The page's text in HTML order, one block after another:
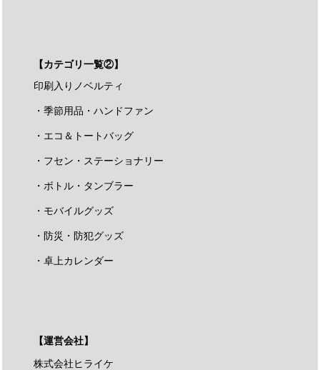
【カテゴリ一覧②】
印刷入りノベルティ
・季節用品・ハンドファン
・エコ＆トートバッグ
・フセン・ステーショナリー
・ボトル・タンブラー
・モバイルグッズ
・防災・防犯グッズ
・卓上カレンダー
【運営会社】
株式会社ヒライケ